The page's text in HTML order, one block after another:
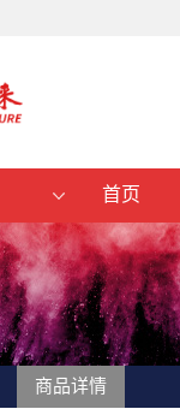
首页
商品详情